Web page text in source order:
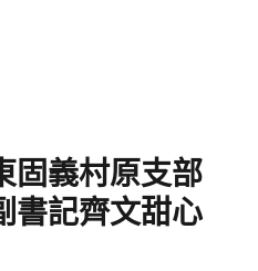
固義村原支部
書記齊文甜心